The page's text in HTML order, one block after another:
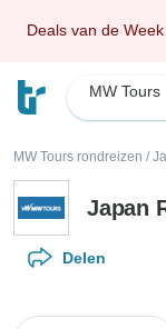
Deals van de Week
MW Tours
MW Tours rondreizen /
Japan
Delen